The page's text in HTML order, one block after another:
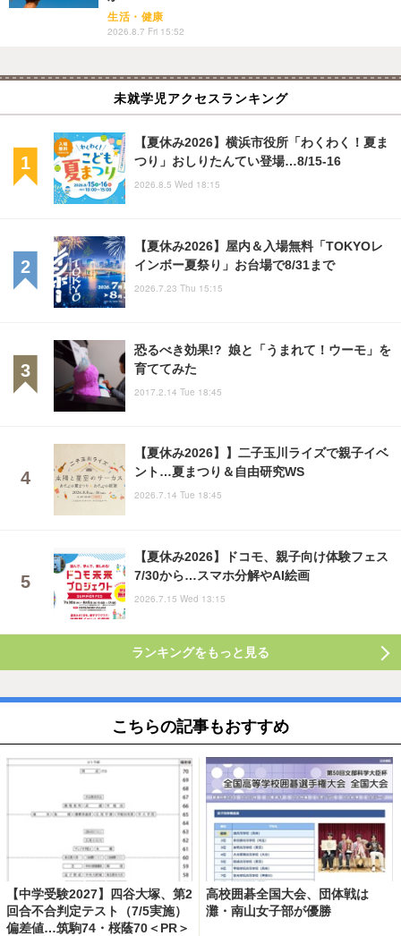
生活・健康
2026.8.7 Fri 15:52
未就学児アクセスランキング
【夏休み2026】横浜市役所「わくわく！夏ま
つり」おしりたんてい登場…8/15-16
2026.8.5 Wed 18:15
【夏休み2026】屋内＆入場無料「TOKYOレ
インボー夏祭り」お台場で8/31まで
2026.7.23 Thu 15:15
恐るべき効果!? 娘と「うまれて！ウーモ」を
育ててみた
2017.2.14 Tue 18:45
【夏休み2026】】二子玉川ライズで親子イベ
ント…夏まつり＆自由研究WS
2026.7.14 Tue 18:45
【夏休み2026】ドコモ、親子向け体験フェス
7/30から…スマホ分解やAI絵画
2026.7.15 Wed 13:15
ランキングをもっと見る
こちらの記事もおすすめ
【中学受験2027】四谷大塚、第2
回合不合判定テスト（7/5実施）
偏差値…筑駒74・桜蔭70＜PR＞
高校囲碁全国大会、団体戦は
灘・南山女子部が優勝